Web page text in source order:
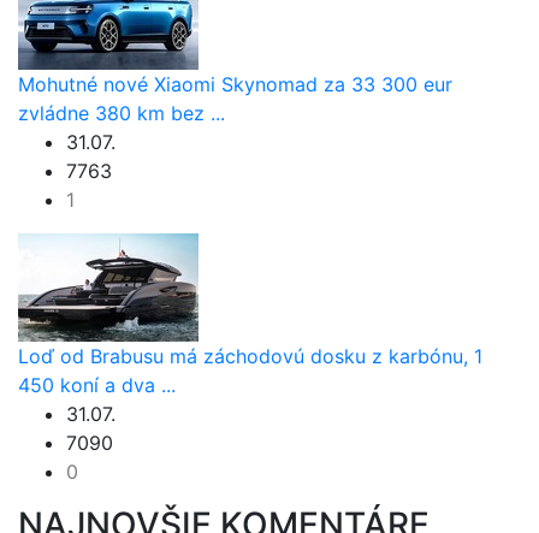
Mohutné nové Xiaomi Skynomad za 33 300 eur
zvládne 380 km bez ...
31.07.
7763
1
Loď od Brabusu má záchodovú dosku z karbónu, 1
450 koní a dva ...
31.07.
7090
0
NAJNOVŠIE KOMENTÁRE